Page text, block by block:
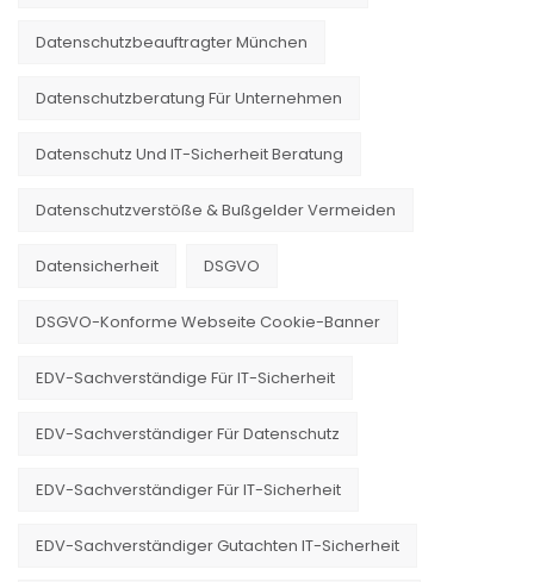
Datenschutzbeauftragter München
Datenschutzberatung Für Unternehmen
Datenschutz Und IT-Sicherheit Beratung
Datenschutzverstöße & Bußgelder Vermeiden
Datensicherheit DSGVO
DSGVO-Konforme Webseite Cookie-Banner
EDV-Sachverständige Für IT-Sicherheit
EDV-Sachverständiger Für Datenschutz
EDV-Sachverständiger Für IT-Sicherheit
EDV-Sachverständiger Gutachten IT-Sicherheit